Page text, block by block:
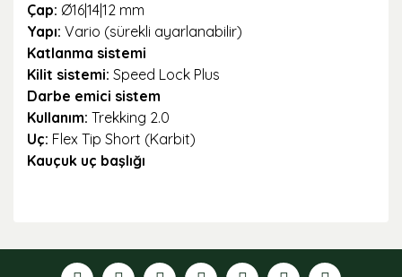
Çap: Ø16|14|12 mm
Yapı: Vario (sürekli ayarlanabilir)
Katlanma sistemi
Kilit sistemi: Speed Lock Plus
Darbe emici sistem
Kullanım: Trekking 2.0
Uç: Flex Tip Short (Karbit)
Kauçuk uç başlığı
formunu kullanarak tarafımıza iletebilirsiniz.
Görüş ve önerileriniz için teşekkür ederiz.